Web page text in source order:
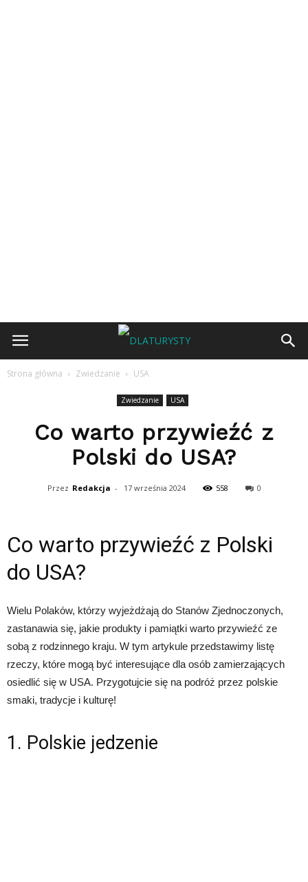
Strona główna Zwiedzanie USA
Zwiedzanie USA
Co warto przywieźć z
Polski do USA?
Przez Redakcja - 17 września 2024 558 0
Co warto przywieźć z Polski
do USA?
Wielu Polaków, którzy wyjeżdżają do Stanów Zjednoczonych,
zastanawia się, jakie produkty i pamiątki warto przywieźć ze
sobą z rodzinnego kraju. W tym artykule przedstawimy listę
rzeczy, które mogą być interesujące dla osób zamierzających
osiedlić się w USA. Przygotujcie się na podróż przez polskie
smaki, tradycje i kulturę!
1. Polskie jedzenie